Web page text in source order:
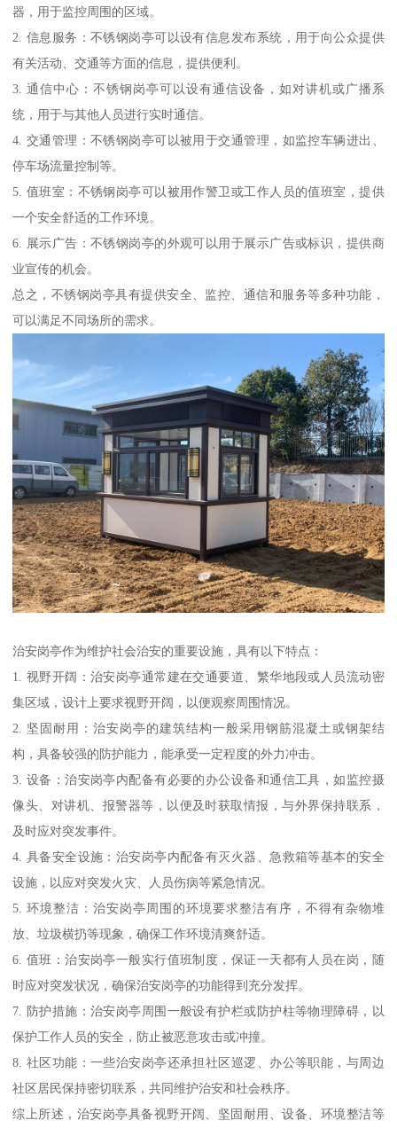
器，用于监控周围的区域。
2. 信息服务：不锈钢岗亭可以设有信息发布系统，用于向公众提供
有关活动、交通等方面的信息，提供便利。
3. 通信中心：不锈钢岗亭可以设有通信设备，如对讲机或广播系
统，用于与其他人员进行实时通信。
4. 交通管理：不锈钢岗亭可以被用于交通管理，如监控车辆进出、
停车场流量控制等。
5. 值班室：不锈钢岗亭可以被用作警卫或工作人员的值班室，提供
一个安全舒适的工作环境。
6. 展示广告：不锈钢岗亭的外观可以用于展示广告或标识，提供商
业宣传的机会。
总之，不锈钢岗亭具有提供安全、监控、通信和服务等多种功能，
可以满足不同场所的需求。
治安岗亭作为维护社会治安的重要设施，具有以下特点：
1. 视野开阔：治安岗亭通常建在交通要道、繁华地段或人员流动密
集区域，设计上要求视野开阔，以便观察周围情况。
2. 坚固耐用：治安岗亭的建筑结构一般采用钢筋混凝土或钢架结
构，具备较强的防护能力，能承受一定程度的外力冲击。
3. 设备：治安岗亭内配备有必要的办公设备和通信工具，如监控摄
像头、对讲机、报警器等，以便及时获取情报，与外界保持联系，
及时应对突发事件。
4. 具备安全设施：治安岗亭内配备有灭火器、急救箱等基本的安全
设施，以应对突发火灾、人员伤病等紧急情况。
5. 环境整洁：治安岗亭周围的环境要求整洁有序，不得有杂物堆
放、垃圾横扔等现象，确保工作环境清爽舒适。
6. 值班：治安岗亭一般实行值班制度，保证一天都有人员在岗，随
时应对突发状况，确保治安岗亭的功能得到充分发挥。
7. 防护措施：治安岗亭周围一般设有护栏或防护柱等物理障碍，以
保护工作人员的安全，防止被恶意攻击或冲撞。
8. 社区功能：一些治安岗亭还承担社区巡逻、办公等职能，与周边
社区居民保持密切联系，共同维护治安和社会秩序。
综上所述，治安岗亭具备视野开阔、坚固耐用、设备、环境整洁等